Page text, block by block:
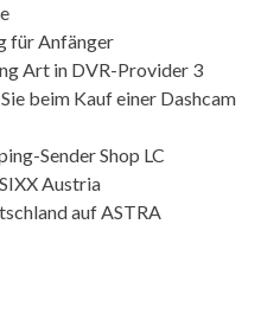
für Anfänger
Art in DVR-Provider 3
beim Kauf einer Dashcam
Sender Shop LC
Austria
auf ASTRA